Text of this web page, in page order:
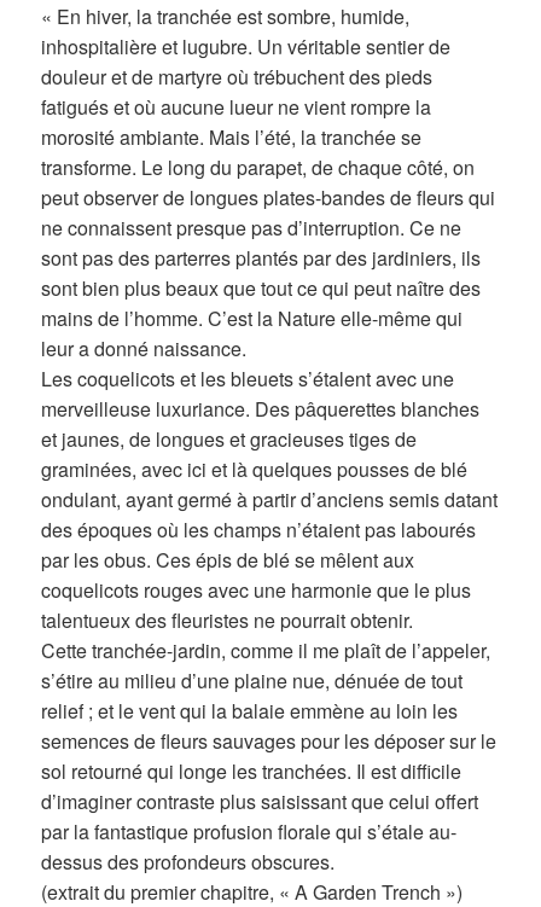
« En hiver, la tranchée est sombre, humide,
inhospitalière et lugubre. Un véritable sentier de
douleur et de martyre où trébuchent des pieds
fatigués et où aucune lueur ne vient rompre la
morosité ambiante. Mais l’été, la tranchée se
transforme. Le long du parapet, de chaque côté, on
peut observer de longues plates-bandes de fleurs qui
ne connaissent presque pas d’interruption. Ce ne
sont pas des parterres plantés par des jardiniers, ils
sont bien plus beaux que tout ce qui peut naître des
mains de l’homme. C’est la Nature elle-même qui
leur a donné naissance.
Les coquelicots et les bleuets s’étalent avec une
merveilleuse luxuriance. Des pâquerettes blanches
et jaunes, de longues et gracieuses tiges de
graminées, avec ici et là quelques pousses de blé
ondulant, ayant germé à partir d’anciens semis datant
des époques où les champs n’étaient pas labourés
par les obus. Ces épis de blé se mêlent aux
coquelicots rouges avec une harmonie que le plus
talentueux des fleuristes ne pourrait obtenir.
Cette tranchée-jardin, comme il me plaît de l’appeler,
s’étire au milieu d’une plaine nue, dénuée de tout
relief ; et le vent qui la balaie emmène au loin les
semences de fleurs sauvages pour les déposer sur le
sol retourné qui longe les tranchées. Il est difficile
d’imaginer contraste plus saisissant que celui offert
par la fantastique profusion florale qui s’étale au-
dessus des profondeurs obscures.
(extrait du premier chapitre, « A Garden Trench »)